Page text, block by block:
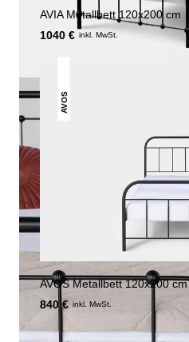
AVIA Metallbett 120x200 cm
1040 € inkl. MwSt.
AVOS
AVOS Metallbett 120x200 cm
840 € inkl. MwSt.